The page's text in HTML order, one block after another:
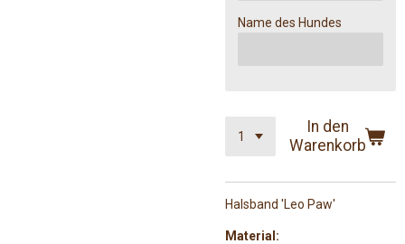
Name des Hundes
In den
Warenkorb
Halsband 'Leo Paw'
Material: